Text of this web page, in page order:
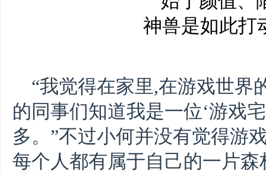
“我觉得在家里,在游戏世界
的同事们知道我是一位‘游戏
多。”不过小何并没有觉得游
每个人都有属于自己的一片